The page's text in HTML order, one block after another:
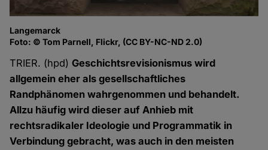
Langemarck
Foto: © Tom Parnell, Flickr, (CC BY-NC-ND 2.0)
TRIER. (hpd)Geschichtsrevisionismus wird
allgemein eher als gesellschaftliches
Randphänomen wahrgenommen und behandelt.
Allzu häufig wird dieser auf Anhieb mit
rechtsradikaler Ideologie und Programmatik in
Verbindung gebracht, was auch in den meisten